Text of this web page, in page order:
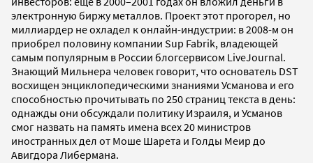
электронную биржу металлов. Проект этот прогорел, но
миллиардер не охладел к онлайн-индустрии: в 2008-м он
приобрел половину компании Sup Fabrik, владеющей
самым популярным в России блогсервисом LiveJournal.
Знающий Мильнера человек говорит, что основатель DST
восхищен энциклопедическими знаниями Усманова и его
способностью прочитывать по 250 страниц текста в день:
однажды они обсуждали политику Израиля, и Усманов
смог назвать на память имена всех 20 министров
иностранных дел от Моше Шарета и Голды Меир до
Авигдора Либермана.